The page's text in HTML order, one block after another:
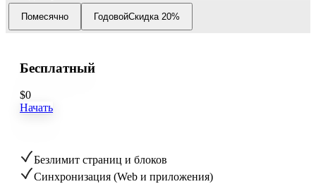
Помесячно ГодовойСкидка 20%
Бесплатный
$0
Начать
Безлимит страниц и блоков
Синхронизация (Web и приложения)